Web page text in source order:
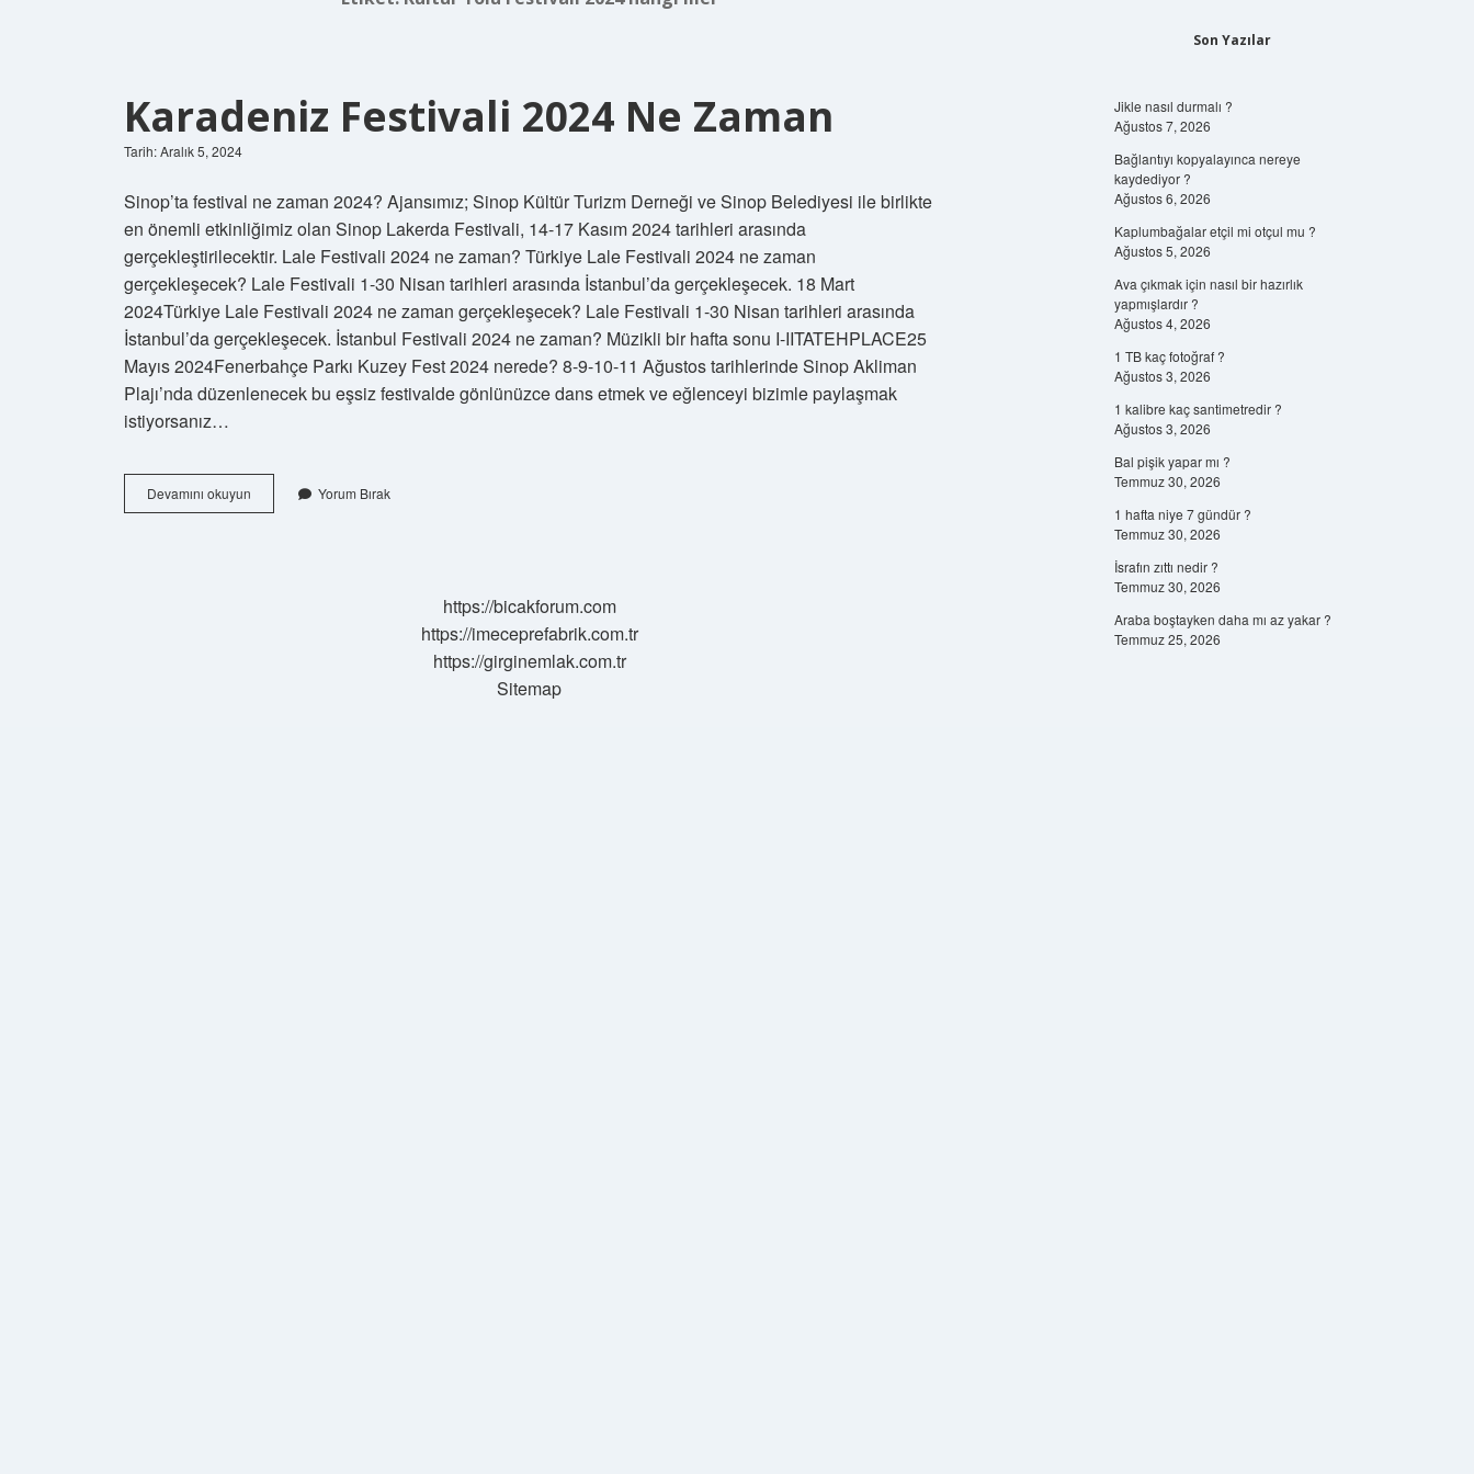
Karadeniz Festivali 2024 Ne Zaman
Tarih: Aralık 5, 2024
Sinop’ta festival ne zaman 2024? Ajansımız; Sinop Kültür Turizm Derneği ve Sinop Belediyesi ile birlikte
en önemli etkinliğimiz olan Sinop Lakerda Festivali, 14-17 Kasım 2024 tarihleri ​​arasında
gerçekleştirilecektir. Lale Festivali 2024 ne zaman? Türkiye Lale Festivali 2024 ne zaman
gerçekleşecek? Lale Festivali 1-30 Nisan tarihleri ​​arasında İstanbul’da gerçekleşecek. 18 Mart
2024Türkiye Lale Festivali 2024 ne zaman gerçekleşecek? Lale Festivali 1-30 Nisan tarihleri ​​arasında
İstanbul’da gerçekleşecek. İstanbul Festivali 2024 ne zaman? Müzikli bir hafta sonu I-IITATEHPLACE25
Mayıs 2024Fenerbahçe Parkı Kuzey Fest 2024 nerede? 8-9-10-11 Ağustos tarihlerinde Sinop Akliman
Plajı’nda düzenlenecek bu eşsiz festivalde gönlünüzce dans etmek ve eğlenceyi bizimle paylaşmak
istiyorsanız…
Devamını okuyun Karadeniz
Festivali
Yorum Bırak
https://bicakforum.com
https://imeceprefabrik.com.tr
https://girginemlak.com.tr
Sitemap
Son Yazılar
Jikle nasıl durmalı ?
Ağustos 7, 2026
Bağlantıyı kopyalayınca nereye
kaydediyor ?
Ağustos 6, 2026
Kaplumbağalar etçil mi otçul mu ?
Ağustos 5, 2026
Ava çıkmak için nasıl bir hazırlık
yapmışlardır ?
Ağustos 4, 2026
1 TB kaç fotoğraf ?
Ağustos 3, 2026
1 kalibre kaç santimetredir ?
Ağustos 3, 2026
Bal pişik yapar mı ?
Temmuz 30, 2026
1 hafta niye 7 gündür ?
Temmuz 30, 2026
İsrafın zıttı nedir ?
Temmuz 30, 2026
Araba boştayken daha mı az yakar ?
Temmuz 25, 2026